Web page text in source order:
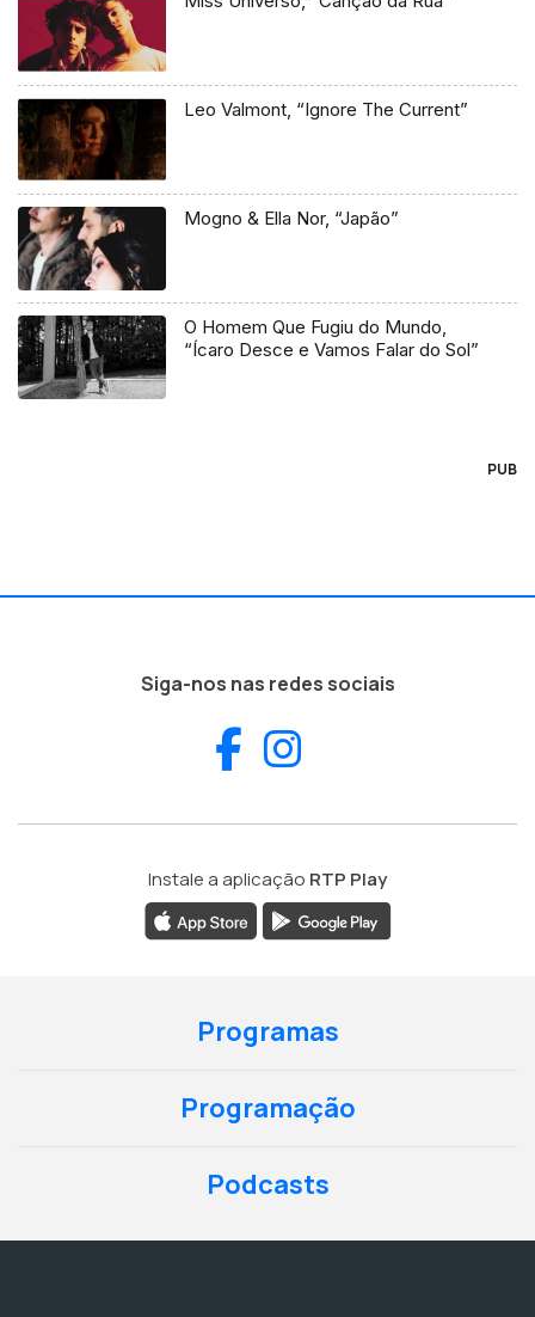
Leo Valmont, “Ignore The Current”
Mogno & Ella Nor, “Japão”
O Homem Que Fugiu do Mundo,
“Ícaro Desce e Vamos Falar do Sol”
PUB
Siga-nos nas redes sociais
Facebook
Instale a aplicação RTP Play
Programas
Programação
Podcasts